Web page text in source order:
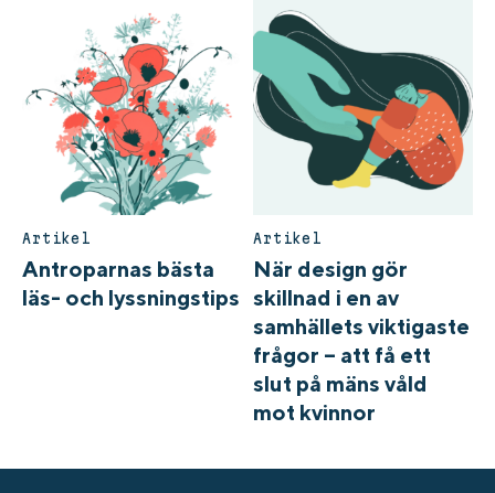
Artikel
Antroparnas bästa
läs- och lyssningstips
Artikel
När design gör
skillnad i en av
samhällets viktigaste
frågor – att få ett
slut på mäns våld
mot kvinnor